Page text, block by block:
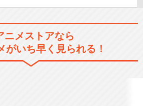
作品
呪術廻戦 懐玉・玉折／渋谷事
変（第2期）
ニメストアなら
がいち早く見られる！